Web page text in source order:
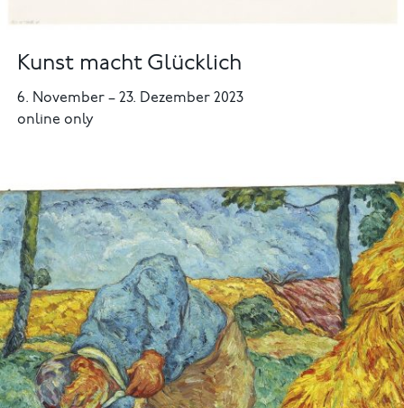
Kunst macht Glücklich
6. November–23. Dezember 2023
online only